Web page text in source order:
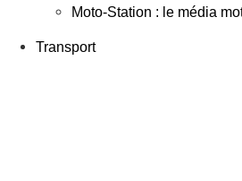
Moto-Station : le média
Transport